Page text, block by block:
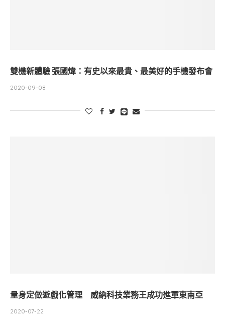
雙機新體驗 張國煒：有史以來最貴、最美好的手機發布會
2020-09-08
量身定做遊戲化管理 威納科技業務王成功進軍東南亞
2020-07-22